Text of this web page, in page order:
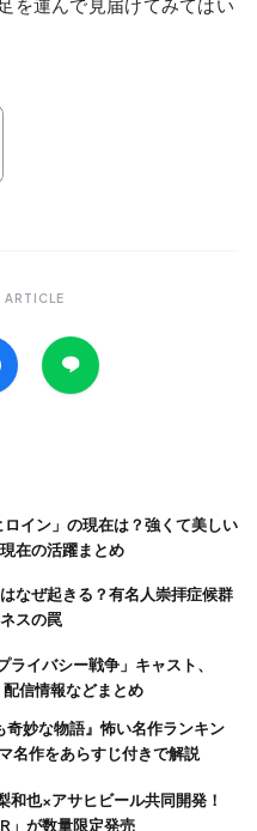
ARTICLE
在の活躍まとめ
スの罠
信情報などまとめ
名作をあらすじ付きで解説
」が数量限定発売